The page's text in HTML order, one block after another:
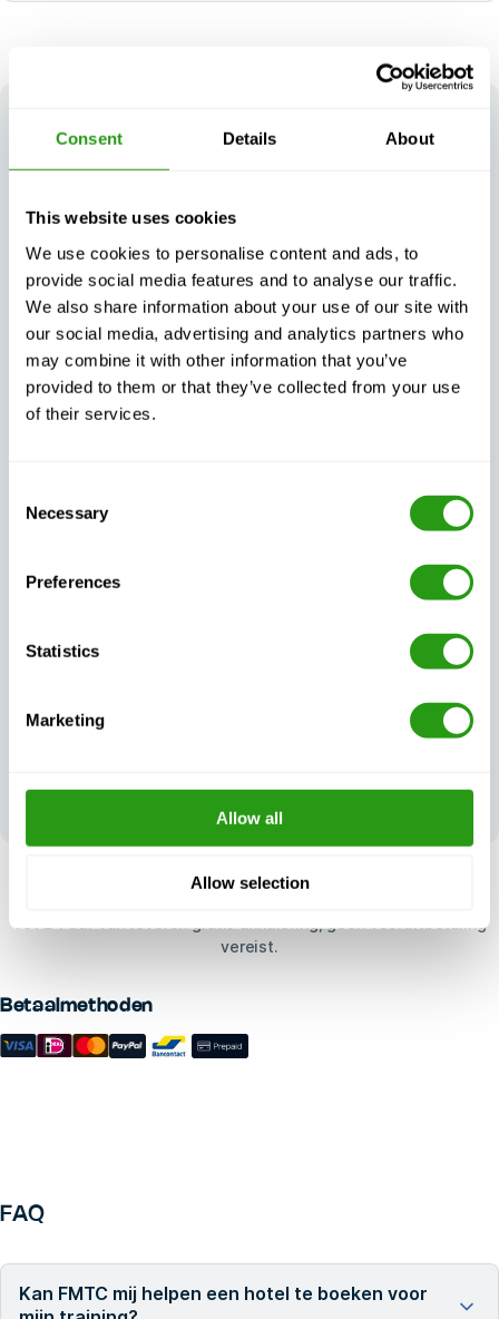
Consent Details About
This website uses cookies
We use cookies to personalise content and ads, to
provide social media features and to analyse our traffic.
We also share information about your use of our site with
our social media, advertising and analytics partners who
may combine it with other information that you’ve
provided to them or that they’ve collected from your use
of their services.
Selection
Necessary
Preferences
Statistics
Marketing
Allow all
Allow selection
RISICOVRIJ
Tot 24 uur van tevoren gratis annulering, geen vooruitbetaling
vereist.
Betaalmethoden
Onze aanpak garandeert veiligheidstrainingen die niet
alleen gecertificeerd en van hoge kwaliteit zijn, maar
werkelijke eisen van uw organisatie.
Gegarandeerde
trainingscontinuïteit,
Flexibele training
Altijd gecertificeerd,
klantenondersteuning,
onze
FAQ
Kan FMTC mij helpen een hotel te boeken voor